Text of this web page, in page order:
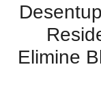
Elimine